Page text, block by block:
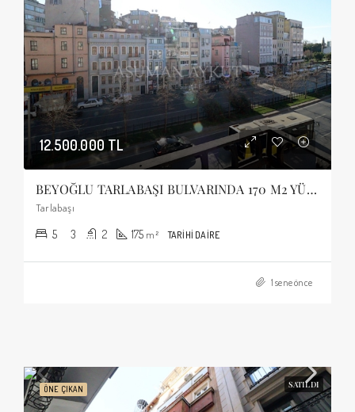
12.500.000 TL
BEYOĞLU TARLABAŞI BULVARINDA 170 M2 YÜKSEK TAVANLI BALKONLU SATILIK TARİHİ DAİRE
Tarlabaşı
5 3 2 175 m² TARIHI DAIRE
1 sene önce
ÖNE ÇIKAN SATILDI